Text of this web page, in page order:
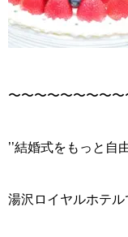
〜〜〜〜〜〜〜〜
’’結婚式をもっと自
湯沢ロイヤルホテ